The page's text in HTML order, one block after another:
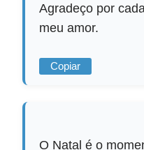
Agradeço por
meu amor.
Copiar
O Natal é o